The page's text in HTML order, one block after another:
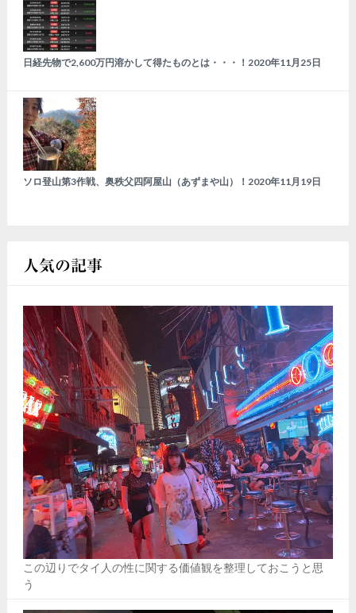
日経先物で2,600万円溶かして得たものとは・・・！ 2020年11月25日
ソロ登山第3作戦、奥秩父四阿屋山（あずまや山）！ 2020年11月19日
人気の記事
この辺りでタイ人の性に関する価値観を整理しておこうと思
う